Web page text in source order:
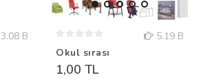
3.08 B
5.19 B
Okul sırası
1,00 TL